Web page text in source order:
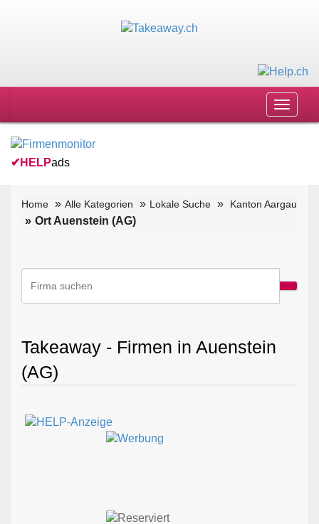
Toggle
✔ HELPads
Home Alle Kategorien Lokale Suche Kanton Aargau
Ort Auenstein (AG)
Takeaway - Firmen in Auenstein
(AG)